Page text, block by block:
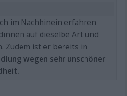
im Nachhinein erfahren
auf dieselbe Art und
Zudem ist er bereits in
wegen sehr unschöner